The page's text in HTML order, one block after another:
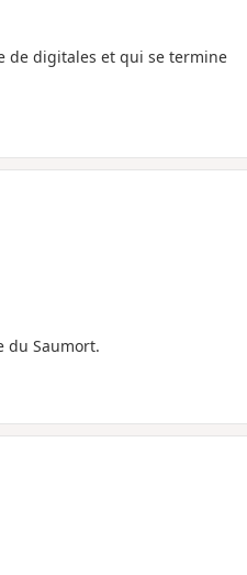
de digitales et qui se termine
du Saumort.